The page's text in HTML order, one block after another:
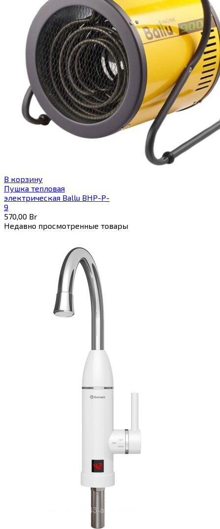
В корзину
Пушка тепловая
электрическая Ballu BHP-P-
9
570,00 Br
Недавно просмотренные товары